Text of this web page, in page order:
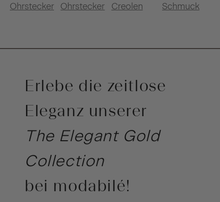
Ohrstecker
Ohrstecker
Creolen
Schmuck
Erlebe die zeitlose
Eleganz unserer
The Elegant Gold
Collection
bei modabilé!